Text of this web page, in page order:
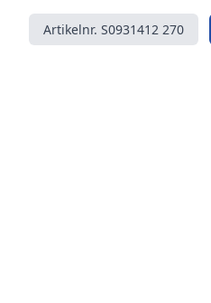
Artikelnr. S0931412 270